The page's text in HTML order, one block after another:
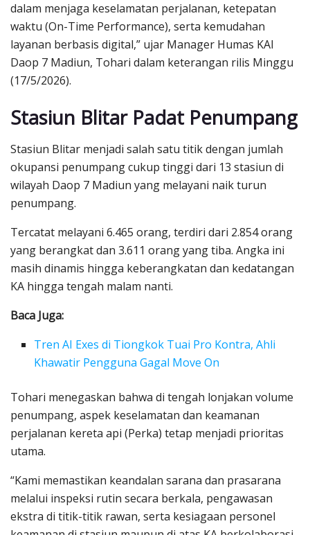
dalam menjaga keselamatan perjalanan, ketepatan
waktu (On-Time Performance), serta kemudahan
layanan berbasis digital,” ujar Manager Humas KAI
Daop 7 Madiun, Tohari dalam keterangan rilis Minggu
(17/5/2026).
Stasiun Blitar Padat Penumpang
Stasiun Blitar menjadi salah satu titik dengan jumlah
okupansi penumpang cukup tinggi dari 13 stasiun di
wilayah Daop 7 Madiun yang melayani naik turun
penumpang.
Tercatat melayani 6.465 orang, terdiri dari 2.854 orang
yang berangkat dan 3.611 orang yang tiba. Angka ini
masih dinamis hingga keberangkatan dan kedatangan
KA hingga tengah malam nanti.
Baca Juga:
Tren AI Exes di Tiongkok Tuai Pro Kontra, Ahli
Khawatir Pengguna Gagal Move On
Tohari menegaskan bahwa di tengah lonjakan volume
penumpang, aspek keselamatan dan keamanan
perjalanan kereta api (Perka) tetap menjadi prioritas
utama.
“Kami memastikan keandalan sarana dan prasarana
melalui inspeksi rutin secara berkala, pengawasan
ekstra di titik-titik rawan, serta kesiagaan personel